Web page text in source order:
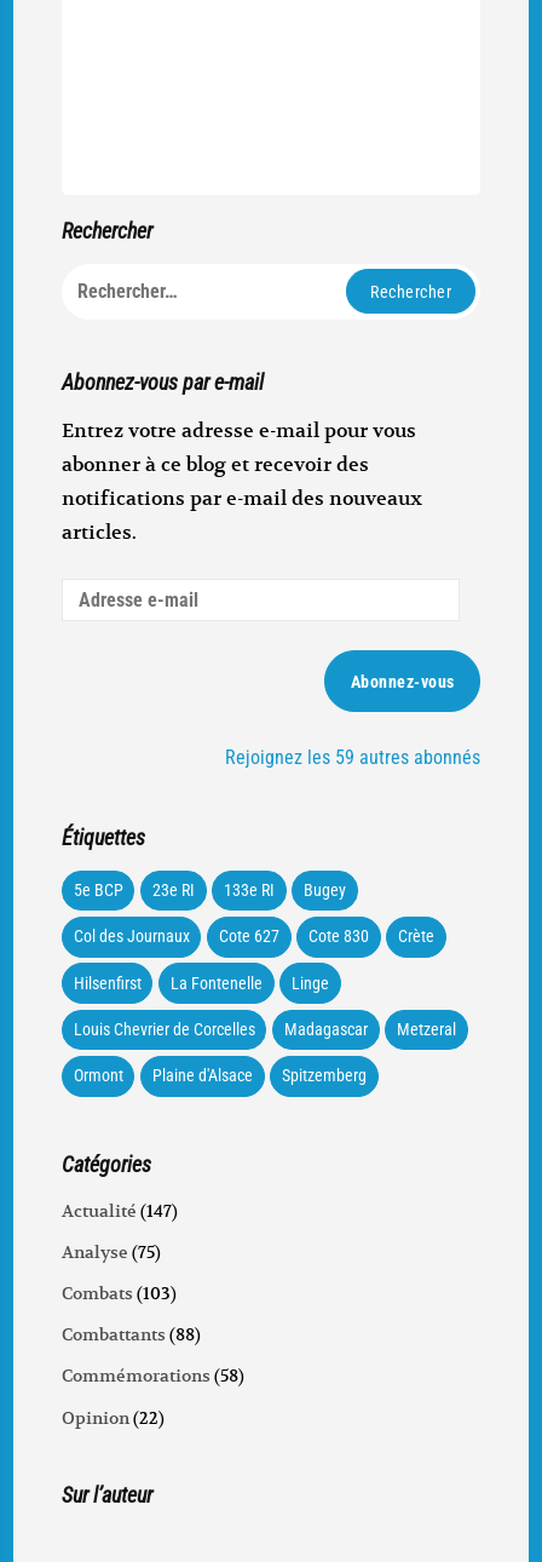
Rechercher
Rechercher :
Abonnez-vous par e-mail
Entrez votre adresse e-mail pour vous
abonner à ce blog et recevoir des
notifications par e-mail des nouveaux
articles.
Adresse
Abonnez-vous
Rejoignez les 59 autres abonnés
Étiquettes
5e BCP 23e RI 133e RI Bugey
Col des Journaux Cote 627 Cote 830 Crète
Hilsenfirst La Fontenelle Linge
Louis Chevrier de Corcelles Madagascar Metzeral
Ormont Plaine d'Alsace Spitzemberg
Catégories
Actualité (147)
Analyse (75)
Combats (103)
Combattants (88)
Commémorations (58)
Opinion(22)
Sur l’auteur